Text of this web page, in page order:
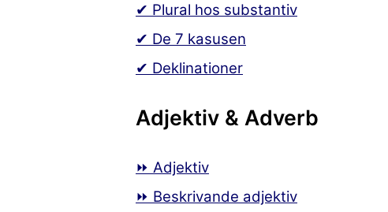
✔ Plural hos substantiv
✔ De 7 kasusen
✔ Deklinationer
Adjektiv & Adverb
⏩ Adjektiv
⏩ Beskrivande adjektiv